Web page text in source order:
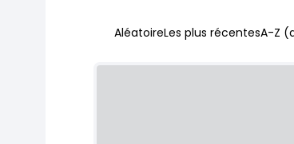
AléatoireLes plus récentesA-Z